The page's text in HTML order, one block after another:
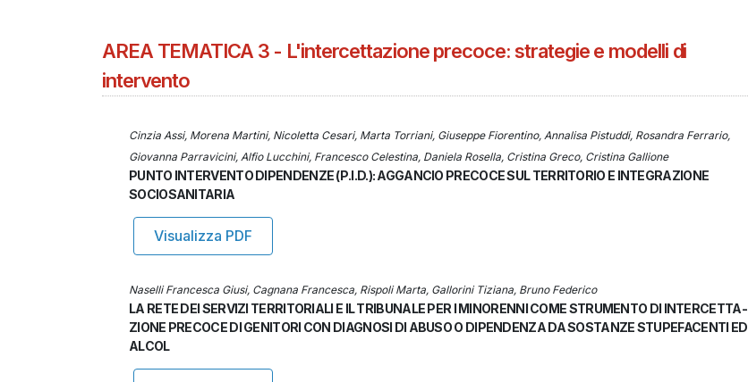
AREA TEMATICA 3 - L'intercettazione precoce: strategie e modelli di
intervento
Cinzia Assi, Morena Martini, Nicoletta Cesari, Marta Torriani, Giuseppe Fiorentino, Annalisa Pistuddi, Rosandra Ferrario,
Giovanna Parravicini, Alfio Lucchini, Francesco Celestina, Daniela Rosella, Cristina Greco, Cristina Gallione
PUNTO INTERVENTO DIPENDENZE (P.I.D.): AGGANCIO PRECOCE SUL TERRITORIO E INTEGRAZIONE
SOCIOSANITARIA
Visualizza PDF
Naselli Francesca Giusi, Cagnana Francesca, Rispoli Marta, Gallorini Tiziana, Bruno Federico
LA RETE DEI SERVIZI TERRITORIALI E IL TRIBUNALE PER I MINORENNI COME STRUMENTO DI INTERCETTA­
ZIONE PRECOCE DI GENITORI CON DIAGNOSI DI ABUSO O DIPENDENZA DA SOSTANZE STUPEFACENTI ED
ALCOL